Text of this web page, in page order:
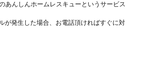
あんしんホームレスキューというサービス
が発生した場合、お電話頂ければすぐに対